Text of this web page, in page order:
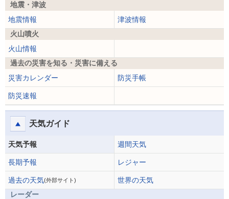
地震・津波
地震情報
津波情報
火山噴火
火山情報
過去の災害を知る・災害に備える
災害カレンダー
防災手帳
防災速報
天気ガイド
天気予報 週間天気
長期予報 レジャー
過去の天気(外部サイト)
世界の天気
レーダー